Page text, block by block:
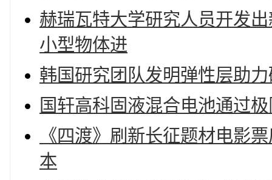
赫瑞瓦特大学研究人员开发
小型物体进
韩国研究团队发明弹性层助
国轩高科固液混合电池通过
《四渡》刷新长征题材电影
本